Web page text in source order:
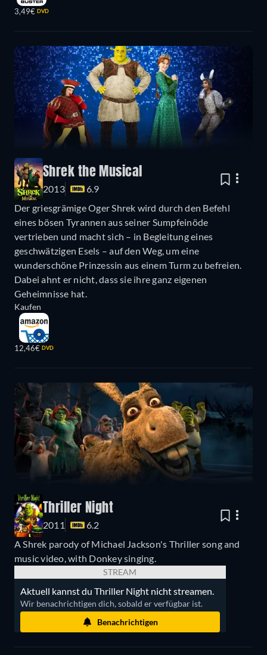
3,49€ DVD
Shrek the Musical
2013
6.9
Der griesgrämige Oger Shrek wird durch den Befehl
eines bösen Tyrannen aus seiner Sumpfeinöde
vertrieben und macht sich – in Begleitung eines
geschwätzigen Esels – auf den Weg, um eine
wunderschöne Prinzessin aus einem Turm zu befreien.
Dabei ahnt er nicht, dass sie ihre ganz eigenen
Geheimnisse hat.
Kaufen
12,46€ DVD
Thriller Night
2011
6.2
A Shrek parody of Michael Jackson's Thriller song and
music video, with Donkey singing.
STREAM
Aktuell kannst du Thriller Night nicht streamen.
Wir benachrichtigen dich, sobald er verfügbar ist.
Benachrichtigen